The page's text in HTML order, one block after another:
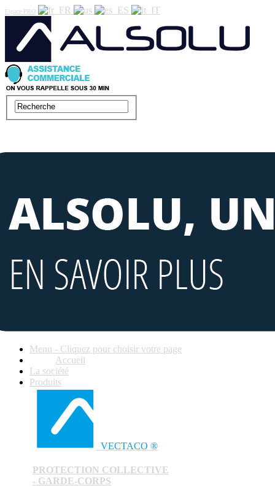
Espace PRO
Menu - Cliquez pour choisir votre page
Accueil
La société
Produits
VECTACO ®
PROTECTION COLLECTIVE
- GARDE-CORPS